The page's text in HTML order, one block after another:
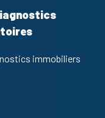
immobiliers